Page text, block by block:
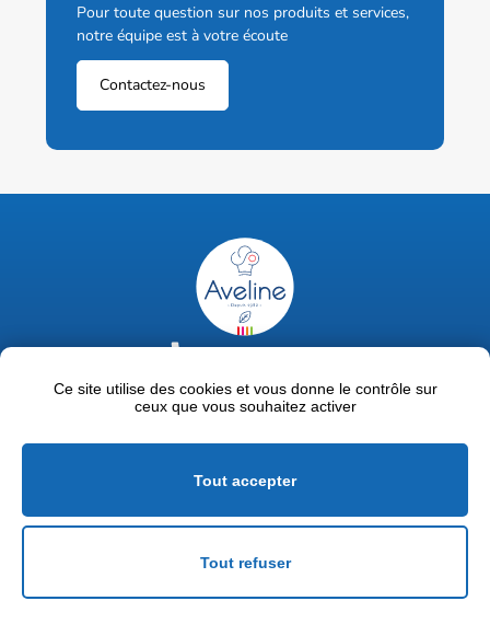
Pour toute question sur nos produits et services,
notre équipe est à votre écoute
Contactez-nous
02 47 63 18 92
contact@avelinepro.fr
Mentions légales
Politique de confidentialité
Ce site utilise des cookies et vous donne le contrôle sur
ceux que vous souhaitez activer
Tout accepter
Tout refuser